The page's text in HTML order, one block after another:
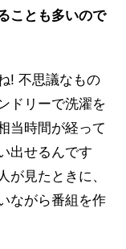
ことも多いので
! 不思議なもの
ドリーで洗濯を
当時間が経って
出せるんです
が見たときに、
ながら番組を作